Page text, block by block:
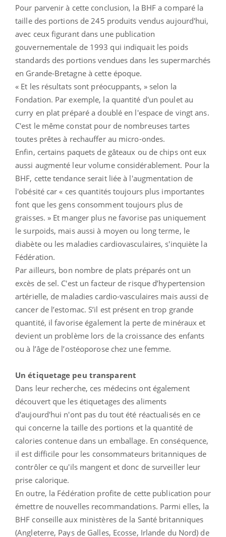
Pour parvenir à cette conclusion, la BHF a comparé la
taille des portions de 245 produits vendus aujourd'hui,
avec ceux figurant dans une publication
gouvernementale de 1993 qui indiquait les poids
standards des portions vendues dans les supermarchés
en Grande-Bretagne à cette époque.
« Et les résultats sont préocuppants, » selon la
Fondation. Par exemple, la quantité d'un poulet au
curry en plat préparé a doublé en l'espace de vingt ans.
C'est le même constat pour de nombreuses tartes
toutes prêtes à rechauffer au micro-ondes.
Enfin, certains paquets de gâteaux ou de chips ont eux
aussi augmenté leur volume considérablement. Pour la
BHF, cette tendance serait liée à l'augmentation de
l'obésité car « ces quantités toujours plus importantes
font que les gens consomment toujours plus de
graisses. » Et manger plus ne favorise pas uniquement
le surpoids, mais aussi à moyen ou long terme, le
diabète ou les maladies cardiovasculaires, s'inquiète la
Fédération.
Par ailleurs, bon nombre de plats préparés ont un
excès de sel. C'est un facteur de risque d’hypertension
artérielle, de maladies cardio-vasculaires mais aussi de
cancer de l’estomac. S’il est présent en trop grande
quantité, il favorise également la perte de minéraux et
devient un problème lors de la croissance des enfants
ou à l’âge de l’ostéoporose chez une femme.
Un étiquetage peu transparent
Dans leur recherche, ces médecins ont également
découvert que les étiquetages des aliments
d'aujourd'hui n'ont pas du tout été réactualisés en ce
qui concerne la taille des portions et la quantité de
calories contenue dans un emballage. En conséquence,
il est difficile pour les consommateurs britanniques de
contrôler ce qu'ils mangent et donc de surveiller leur
prise calorique.
En outre, la Fédération profite de cette publication pour
émettre de nouvelles recommandations. Parmi elles, la
BHF conseille aux ministères de la Santé britanniques
(Angleterre, Pays de Galles, Ecosse, Irlande du Nord) de